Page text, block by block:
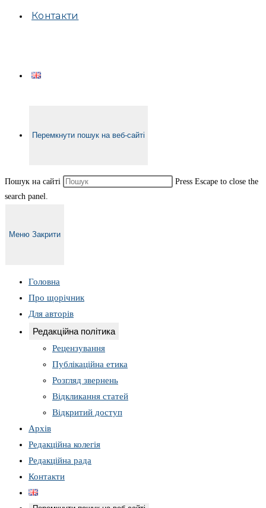
Контакти
Перемкнути пошук на веб-сайті
Пошук на сайті
Press Escape to close the
search panel.
Меню Закрити
Головна
Про щорічник
Для авторів
Редакційна політика
Рецензування
Публікаційна етика
Розгляд звернень
Відкликання статей
Відкритий доступ
Архів
Редакційна колегія
Редакційна рада
Контакти